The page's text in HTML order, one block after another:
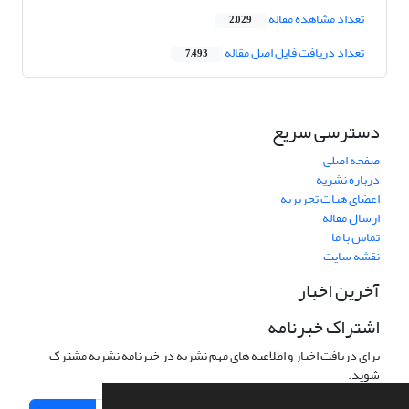
تعداد مشاهده مقاله 2,029
تعداد دریافت فایل اصل مقاله 7,493
دسترسی سریع
صفحه اصلی
درباره نشریه
اعضای هیات تحریریه
ارسال مقاله
تماس با ما
نقشه سایت
آخرین اخبار
اشتراک خبرنامه
برای دریافت اخبار و اطلاعیه های مهم نشریه در خبرنامه نشریه مشترک
شوید.